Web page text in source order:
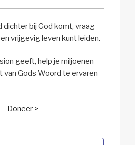
dichter bij God komt, vraag
vrijgevig leven kunt leiden.
geeft, help je miljoenen
van Gods Woord te ervaren
Doneer >